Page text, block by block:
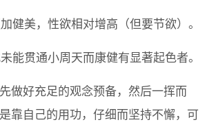
健美，性欲相对增高（但要节欲）。
能贯通小周天而康健有显著起色者。
做好充足的观念预备，然后一挥而
靠自己的用功，仔细而坚持不懈，可